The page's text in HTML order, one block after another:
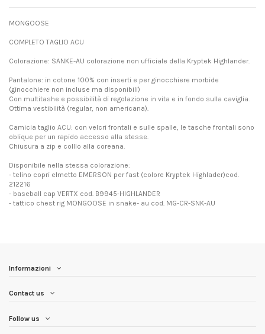
MONGOOSE
COMPLETO TAGLIO ACU
Colorazione: SANKE-AU colorazione non ufficiale della Kryptek Highlander.
Pantalone: in cotone 100% con inserti e per ginocchiere morbide
(ginocchiere non incluse ma disponibili)
Con multitashe e possibilità di regolazione in vita e in fondo sulla caviglia.
Ottima vestibilità (regular, non americana).
Camicia taglio ACU: con velcri frontali e sulle spalle, le tasche frontali sono
oblique per un rapido accesso alla stesse.
Chiusura a zip e colllo alla coreana.
Disponibile nella stessa colorazione:
- telino copri elmetto EMERSON per fast (colore Kryptek Highlader)cod.
212216
- baseball cap VERTX cod. B9945-HIGHLANDER
- tattico chest rig MONGOOSE in snake- au cod. MG-CR-SNK-AU
Informazioni
Contact us
Follow us